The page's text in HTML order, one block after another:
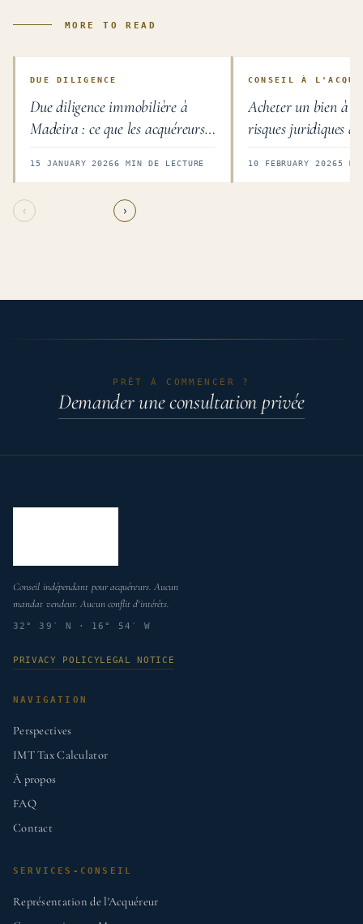
MORE TO READ
DUE DILIGENCE
Due diligence immobilière à
Madeira : ce que les acquéreurs
15 JANUARY 20266 MIN DE LECTURE
CONSEIL À
Acheter un bien à
risques juridiques
10 FEBRUARY 20265
‹ ›
PRÊT À COMMENCER ?
Demander une consultation privée
Conseil indépendant pour acquéreurs. Aucun
mandat vendeur. Aucun conflit d'intérêts.
32° 39′ N · 16° 54′ W
PRIVACY POLICYLEGAL NOTICE
NAVIGATION
Perspectives
IMT Tax Calculator
À propos
FAQ
Contact
SERVICES-CONSEIL
Représentation de l'Acquéreur